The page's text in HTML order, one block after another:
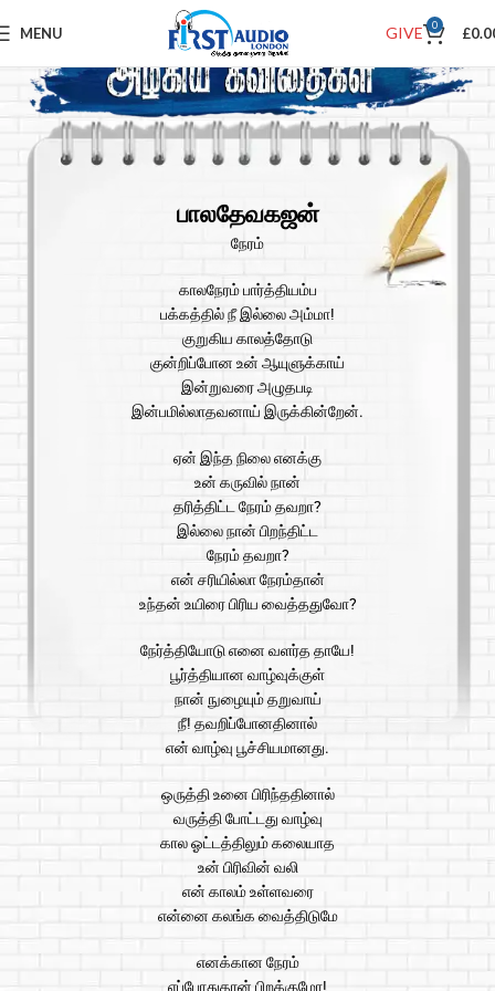
MENU GIVE 0 £
பாலதேவகஜன்
நேரம்
காலநேரம் பார்த்தியம்ப
பக்கத்தில் நீ இல்லை அம்மா!
குறுகிய காலத்தோடு
குன்றிப்போன உன் ஆயுளுக்காய்
இன்றுவரை அழுதபடி
இன்பமில்லாதவனாய் இருக்கின்றேன்.
ஏன் இந்த நிலை எனக்கு
உன் கருவில் நான்
தரித்திட்ட நேரம் தவறா?
இல்லை நான் பிறந்திட்ட
நேரம் தவறா?
என் சரியில்லா நேரம்தான்
உந்தன் உயிரை பிரிய வைத்ததுவோ?
நேர்த்தியோடு எனை வளர்த தாயே!
பூர்த்தியான வாழ்வுக்குள்
நான் நுழையும் தறுவாய்
நீ! தவறிப்போனதினால்
என் வாழ்வு பூச்சியமானது.
ஒருத்தி உனை பிரிந்ததினால்
வருத்தி போட்டது வாழ்வு
கால ஓட்டத்திலும் கலையாத
உன் பிரிவின் வலி
என் காலம் உள்ளவரை
என்னை கலங்க வைத்திடுமே
எனக்கான நேரம்
எப்போதுதான் பிறக்குமோ!